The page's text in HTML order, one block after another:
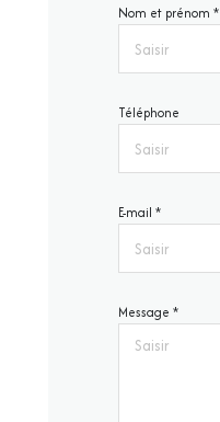
Nom et prénom *
Téléphone
E-mail *
Message *